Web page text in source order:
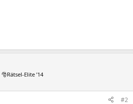
🎅Rätsel-Elite ’14
#2